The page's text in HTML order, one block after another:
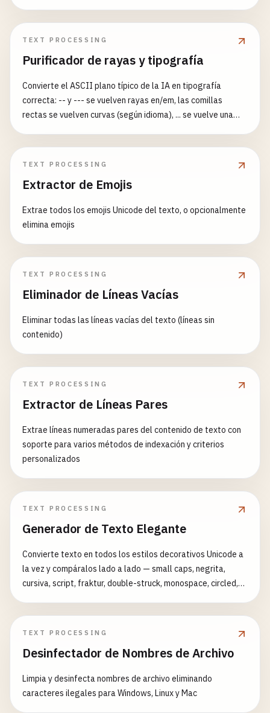
TEXT PROCESSING
Purificador de rayas y tipografía
Convierte el ASCII plano típico de la IA en tipografía
correcta: -- y --- se vuelven rayas en/em, las comillas
rectas se vuelven curvas (según idioma), ... se vuelve una
TEXT PROCESSING
Extractor de Emojis
Extrae todos los emojis Unicode del texto, o opcionalmente
elimina emojis
TEXT PROCESSING
Eliminador de Líneas Vacías
Eliminar todas las líneas vacías del texto (líneas sin
contenido)
TEXT PROCESSING
Extractor de Líneas Pares
Extrae líneas numeradas pares del contenido de texto con
soporte para varios métodos de indexación y criterios
personalizados
TEXT PROCESSING
Generador de Texto Elegante
Convierte texto en todos los estilos decorativos Unicode a
la vez y compáralos lado a lado — small caps, negrita,
cursiva, script, fraktur, double-struck, monospace, circled,
TEXT PROCESSING
Desinfectador de Nombres de Archivo
Limpia y desinfecta nombres de archivo eliminando
caracteres ilegales para Windows, Linux y Mac